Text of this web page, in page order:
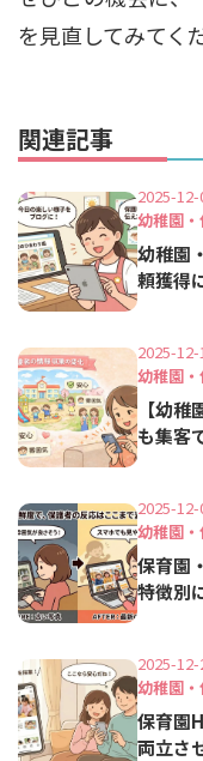
を見直してみてく
関連記事
2025-
幼稚園
幼稚園
頼獲得
2025-
幼稚園
【幼
も集客
2025-
幼稚園
保育園
特徴別
2025-
幼稚園
保育園
両立さ